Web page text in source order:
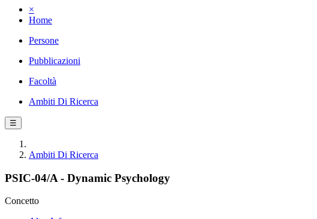
×
Home
Persone
Pubblicazioni
Facoltà
Ambiti Di Ricerca
☰
Ambiti Di Ricerca
PSIC-04/A - Dynamic Psychology
Concetto